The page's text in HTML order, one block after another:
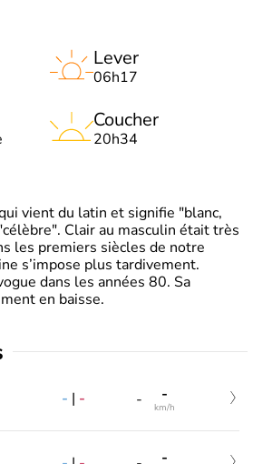
Lever
06h17
Coucher
20h34
vient du latin et signifie "blanc,
Clair au masculin était très
les premiers siècles de notre
s’impose plus tardivement.
dans les années 80. Sa
en baisse.
- | - - -
km/h
-